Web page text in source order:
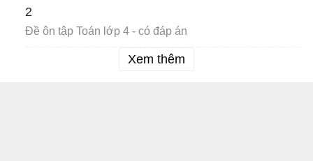
2
Đề ôn tập Toán lớp 4 - có đáp án
Xem thêm